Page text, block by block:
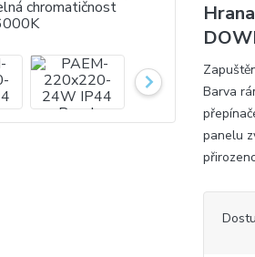
Barva
panelu